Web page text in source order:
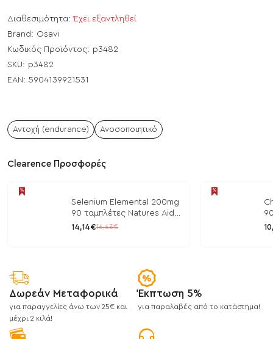
Διαθεσιμότητα: Έχει εξαντληθεί
Brand: Osavi
Κωδικός Προϊόντος: p3482
SKU: p3482
EAN: 5904139921531
Αντοχή (endurance) Ανοσοποιητικό
Clearence Προσφορές
Selenium Elemental 200mg
90 ταμπλέτες Natures Aid
/ Μέταλλα
14,14€16,63€
/
Δωρεάν Μεταφορικά
για παραγγελίες άνω των 25€ και
μέχρι 2 κιλά!
Έκπτωση 5%
για παραλαβές από το κατάστημα!